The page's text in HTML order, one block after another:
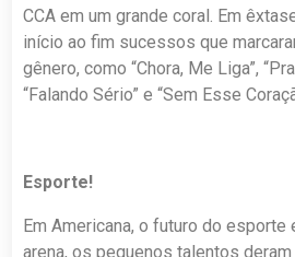
CCA em um grande coral. Em
início ao fim sucessos que
gênero, como “Chora, Me Liga”,
“Falando Sério” e “Sem Esse
Esporte!
Em Americana, o futuro do esporte
arena, os pequenos talentos